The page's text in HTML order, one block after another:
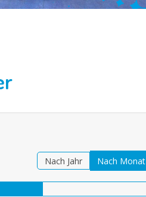
Nach Jahr Nach Monat